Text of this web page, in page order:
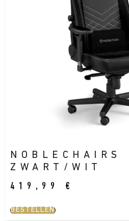
NOBLECHAIRS
ZWART/WIT
419,99 €
BESTELLEN